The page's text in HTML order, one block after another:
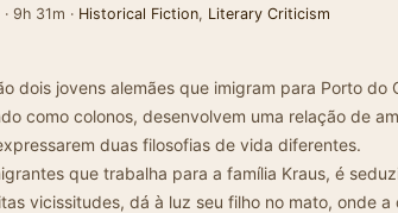
9h 31m · Historical Fiction, Literary Criticism
dois jovens alemães que imigram para Porto do
como colonos, desenvolvem uma relação de
duas filosofias de vida diferentes.
que trabalha para a família Kraus, é
vicissitudes, dá à luz seu filho no mato, onde